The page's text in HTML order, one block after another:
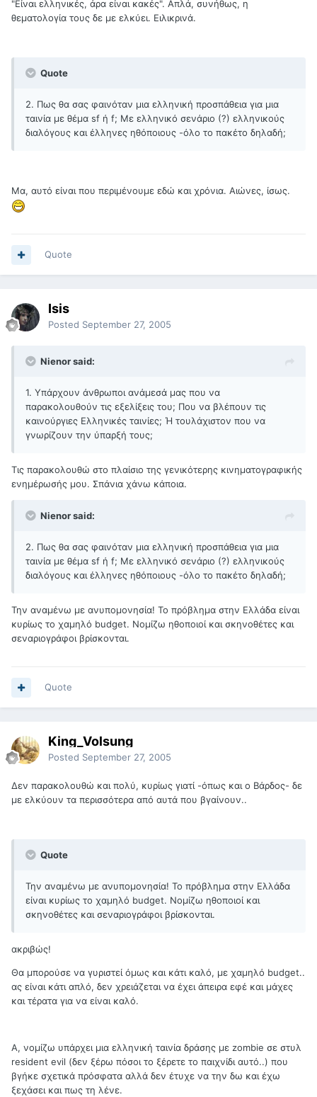
"Είναι ελληνικές, άρα είναι κακές". Απλά, συνήθως, η
θεματολογία τους δε με ελκύει. Ειλικρινά.
Quote
2. Πως θα σας φαινόταν μια ελληνική προσπάθεια για μια
ταινία με θέμα sf ή f; Με ελληνικό σενάριο (?) ελληνικούς
διαλόγους και έλληνες ηθόποιους -όλο το πακέτο δηλαδή;
Μα, αυτό είναι που περιμένουμε εδώ και χρόνια. Αιώνες, ίσως.
Quote
Isis
Posted September 27, 2005
Nienor said:
1. Υπάρχουν άνθρωποι ανάμεσά μας που να
παρακολουθούν τις εξελίξεις του; Που να βλέπουν τις
καινούργιες Ελληνικές ταινίες; Ή τουλάχιστον που να
γνωρίζουν την ύπαρξή τους;
Τις παρακολουθώ στο πλαίσιο της γενικότερης κινηματογραφικής
ενημέρωσής μου. Σπάνια χάνω κάποια.
Nienor said:
2. Πως θα σας φαινόταν μια ελληνική προσπάθεια για μια
ταινία με θέμα sf ή f; Με ελληνικό σενάριο (?) ελληνικούς
διαλόγους και έλληνες ηθόποιους -όλο το πακέτο δηλαδή;
Την αναμένω με ανυπομονησία! Το πρόβλημα στην Ελλάδα είναι
κυρίως το χαμηλό budget. Νομίζω ηθοποιοί και σκηνοθέτες και
σεναριογράφοι βρίσκονται.
Quote
King_Volsung
Posted September 27, 2005
Δεν παρακολουθώ και πολύ, κυρίως γιατί -όπως και ο Βάρδος- δε
με ελκύουν τα περισσότερα από αυτά που βγαίνουν..
Quote
Την αναμένω με ανυπομονησία! Το πρόβλημα στην Ελλάδα
είναι κυρίως το χαμηλό budget. Νομίζω ηθοποιοί και
σκηνοθέτες και σεναριογράφοι βρίσκονται.
ακριβώς!
Θα μπορούσε να γυριστεί όμως και κάτι καλό, με χαμηλό budget..
ας είναι κάτι απλό, δεν χρειάζεται να έχει άπειρα εφέ και μάχες
και τέρατα για να είναι καλό.
Α, νομίζω υπάρχει μια ελληνική ταινία δράσης με zombie σε στυλ
resident evil (δεν ξέρω πόσοι το ξέρετε το παιχνίδι αυτό..) που
βγήκε σχετικά πρόσφατα αλλά δεν έτυχε να την δω και έχω
ξεχάσει και πως τη λένε.